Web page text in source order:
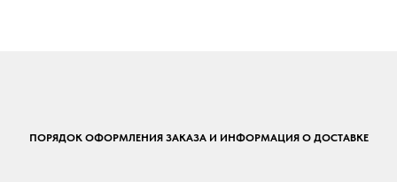
ПОРЯДОК ОФОРМЛЕНИЯ ЗАКАЗА И ИНФОРМАЦИЯ О ДОСТАВКЕ